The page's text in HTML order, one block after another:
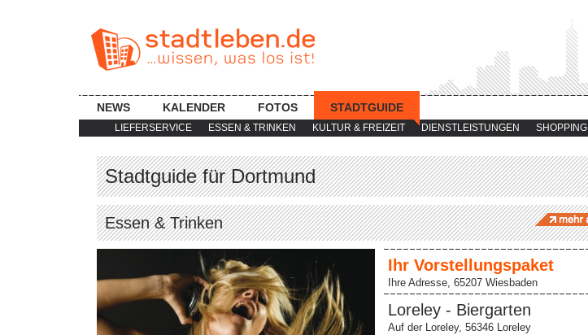
LIEFERSERVICE ESSEN & TRINKEN KULTUR & FREIZEIT DIENSTLEISTUNGEN SHOPPING
NEWS KALENDER FOTOS STADTGUIDE
Stadtguide für Dortmund
Essen & Trinken
Ihr Vorstellungspaket
au…
Ihre Adresse, 65207 Wiesbaden
Loreley - Biergarten
Auf der Loreley, 56346 Loreley